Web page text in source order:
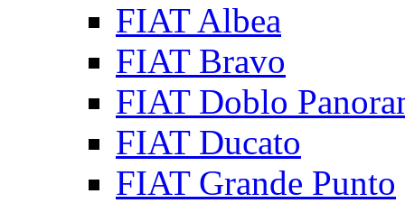
FIAT Albea
FIAT Bravo
FIAT Doblo
FIAT Ducato
FIAT Grande Punto